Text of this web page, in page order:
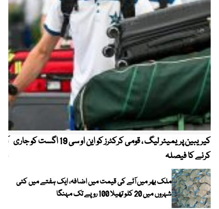
کیریبین پریمیئر لیگ ، قومی کرکٹرز کو این او سی 19 اگست کو جاری
کرنے کا فیصلہ
ملک بھر میں آٹے کی قیمت میں اضافہ، ایک ہفتے میں کئی
شہروں میں 20 کلو تھیلا 100 روپے تک مہنگا